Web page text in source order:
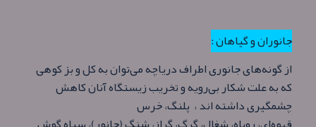
جانوران و گیاهان :
از گونه‌های جانوری اطراف دریاچه می‌توان به کل و بز کوهی
که به علت شکار بی‌رویه و تخریب زیستگاه آنان کاهش
چشمگیری داشته اند ، پلنگ، خرس